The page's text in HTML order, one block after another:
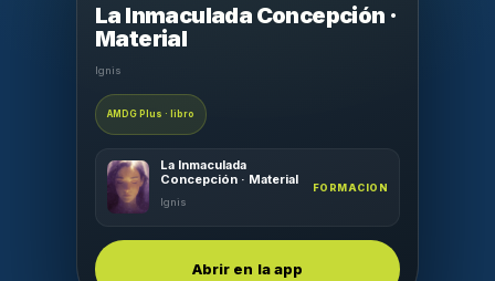
La Inmaculada Concepción ·
Material
Ignis
AMDG Plus · libro
La Inmaculada
Concepción · Material
Ignis
FORMACION
Abrir en la app